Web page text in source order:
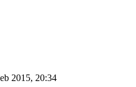
2015, 20:34